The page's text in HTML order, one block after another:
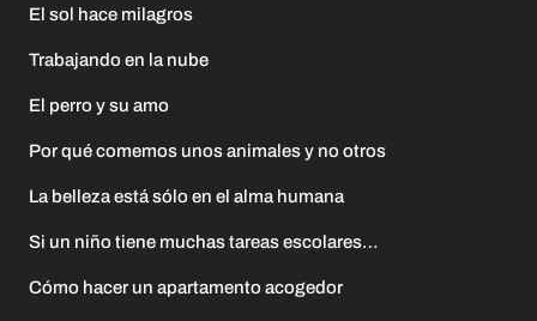
El sol hace milagros
Trabajando en la nube
El perro y su amo
Por qué comemos unos animales y no otros
La belleza está sólo en el alma humana
Si un niño tiene muchas tareas escolares…
Cómo hacer un apartamento acogedor